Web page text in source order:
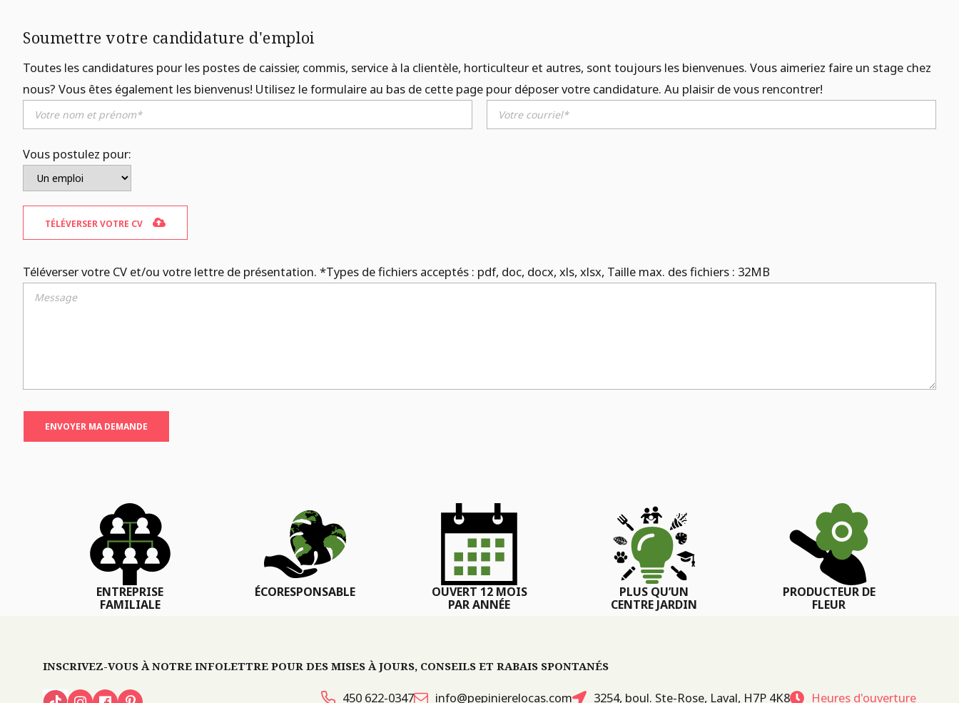
Soumettre votre candidature d'emploi
Toutes les candidatures pour les postes de caissier, commis, service à la clientèle, horticulteur et autres, sont toujours les bienvenues. Vous aimeriez faire un stage chez
nous? Vous êtes également les bienvenus! Utilisez le formulaire au bas de cette page pour déposer votre candidature. Au plaisir de vous rencontrer!
Vous postulez pour:
TÉLÉVERSER VOTRE CV
Téléverser votre CV et/ou votre lettre de présentation. *Types de fichiers acceptés : pdf, doc, docx, xls, xlsx, Taille max. des fichiers : 32MB
ENVOYER MA DEMANDE
ENTREPRISE
FAMILIALE
ÉCORESPONSABLE
OUVERT 12 MOIS
PAR ANNÉE
PLUS QU’UN
CENTRE JARDIN
PRODUCTEUR DE
FLEUR
INSCRIVEZ-VOUS À NOTRE INFOLETTRE POUR DES MISES À JOURS, CONSEILS ET RABAIS SPONTANÉS
450 622-0347 info@pepinierelocas.com 3254, boul. Ste-Rose, Laval, H7P 4K8 Heures d'ouverture